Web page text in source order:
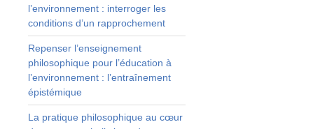
l’environnement : interroger les
conditions d’un rapprochement
Repenser l’enseignement
philosophique pour l’éducation à
l’environnement : l’entraînement
épistémique
La pratique philosophique au cœur